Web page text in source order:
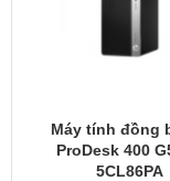
Máy tính đồng
ProDesk 400
5CL86PA